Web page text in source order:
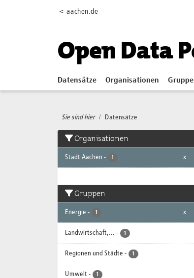
< aachen.de
Open Data
Datensätze Organisationen
Sie sind hier Datensätze
Organisationen
Stadt Aachen - 1 x
Gruppen
Energie - 1 x
Landwirtschaft,... - 1
Regionen und Städte - 1
Umwelt - 1